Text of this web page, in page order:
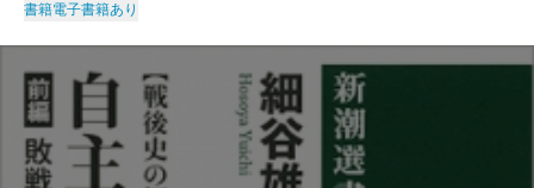
書籍電子書籍あり